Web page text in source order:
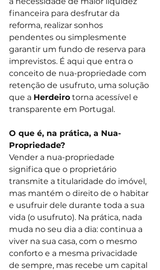
financeira para desfrutar da
reforma, realizar sonhos
pendentes ou simplesmente
garantir um fundo de reserva para
imprevistos. É aqui que entra o
conceito de nua-propriedade com
retenção de usufruto, uma solução
que a Herdeiro torna acessível e
transparente em Portugal.
O que é, na prática, a Nua-
Propriedade?
Vender a nua-propriedade
significa que o proprietário
transmite a titularidade do imóvel,
mas mantém o direito de o habitar
e usufruir dele durante toda a sua
vida (o usufruto). Na prática, nada
muda no seu dia a dia: continua a
viver na sua casa, com o mesmo
conforto e a mesma privacidade
de sempre, mas recebe um capital